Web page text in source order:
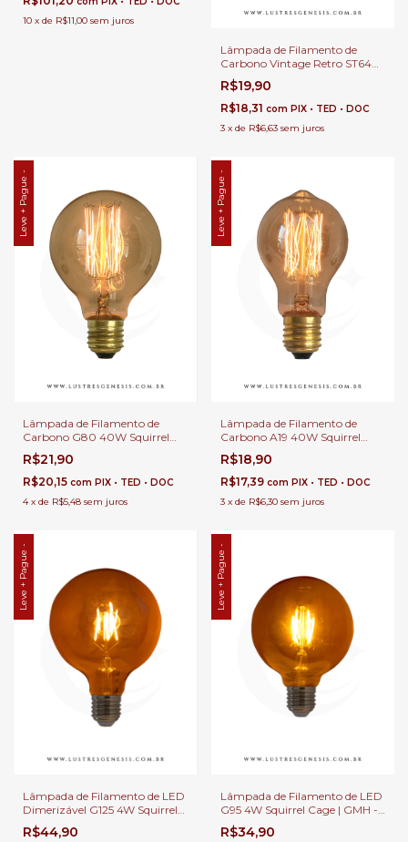
10 x de R$11,00 sem juros
Lâmpada de Filamento de
Carbono Vintage Retro ST64
40W Thomas Edison - GMH o
R$19,90
R$18,31 com PIX • TED • DOC
3 x de R$6,63 sem juros
Leve + Pague -
Lâmpada de Filamento de
Carbono G80 40W Squirrel
Cage - GMH o G80-SC-40W
R$21,90
R$20,15 com PIX • TED • DOC
4 x de R$5,48 sem juros
Leve + Pague -
Lâmpada de Filamento de
Carbono A19 40W Squirrel
Cage - GMH o
R$18,90
R$17,39 com PIX • TED • DOC
3 x de R$6,30 sem juros
Leve + Pague -
Lâmpada de Filamento de LED
Dimerizável G125 4W Squirrel
Cage - GMH o LG125-SC-4W
R$44,90
Leve + Pague -
Lâmpada de Filamento de LED
G95 4W Squirrel Cage | GMH -
LG95-SC-4W
R$34,90